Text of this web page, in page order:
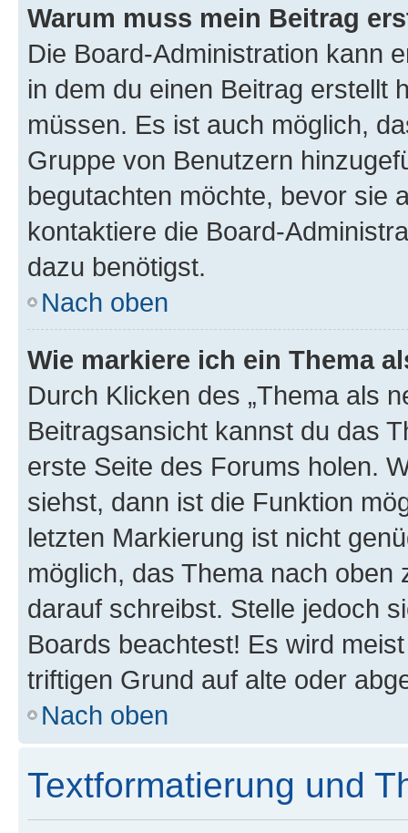
Warum muss mein Beitrag
Die Board-Administration kann
in dem du einen Beitrag erstellt
müssen. Es ist auch möglich,
Gruppe von Benutzern
begutachten möchte, bevor sie
kontaktiere die Board-
dazu benötigst.
Nach oben
Wie markiere ich ein Thema
Durch Klicken des „Thema als
Beitragsansicht kannst du das
erste Seite des Forums holen.
siehst, dann ist die Funktion
letzten Markierung ist nicht
möglich, das Thema nach oben
darauf schreibst. Stelle jedoch
Boards beachtest! Es wird
triftigen Grund auf alte oder
Nach oben
Textformatierung und